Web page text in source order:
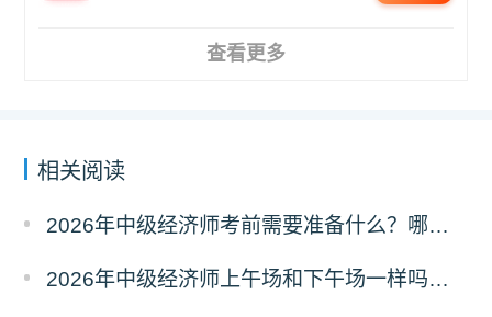
查看更多
相关阅读
2026年中级经济师考前需要准备什么？哪些物品不能带？
2026年中级经济师上午场和下午场一样吗？考题有区别吗？